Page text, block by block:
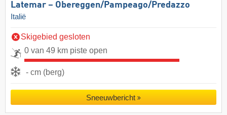
Latemar – Obereggen/​Pampeago/​Predazzo
Italië
Skigebied gesloten
0 van 49 km piste open
- cm (berg)
Sneeuwbericht